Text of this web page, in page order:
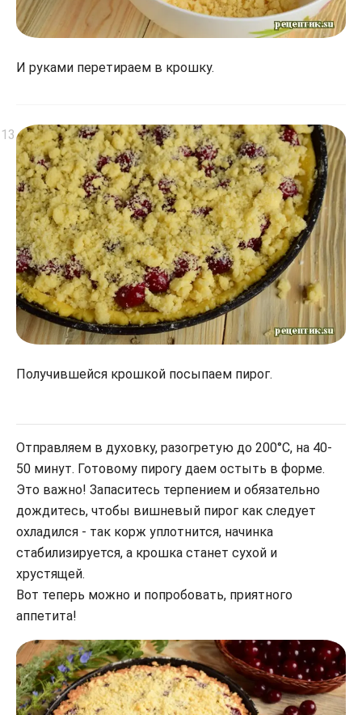
И руками перетираем в крошку.
Получившейся крошкой посыпаем пирог.
Отправляем в духовку, разогретую до 200°С, на 40-
50 минут. Готовому пирогу даем остыть в форме.
Это важно! Запаситесь терпением и обязательно
дождитесь, чтобы вишневый пирог как следует
охладился - так корж уплотнится, начинка
стабилизируется, а крошка станет сухой и
хрустящей.
Вот теперь можно и попробовать, приятного
аппетита!